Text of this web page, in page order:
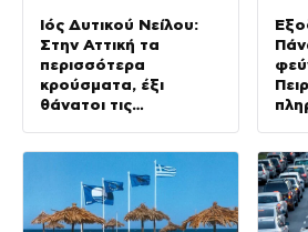
Ιός Δυτικού Νείλου:
Στην Αττική τα
περισσότερα
κρούσματα, έξι
θάνατοι τις